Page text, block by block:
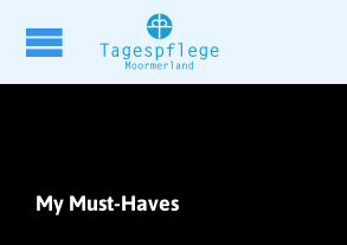
My Must-Haves